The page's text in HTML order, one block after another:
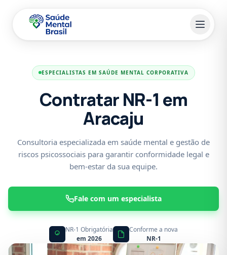
ESPECIALISTAS EM SAÚDE MENTAL CORPORATIVA
Contratar NR-1 em
Aracaju
Consultoria especializada em saúde mental e gestão de
riscos psicossociais para garantir conformidade legal e
bem-estar da sua equipe.
Fale com um especialista
NR-1 Obrigatória
em 2026
Conforme a nova
NR-1